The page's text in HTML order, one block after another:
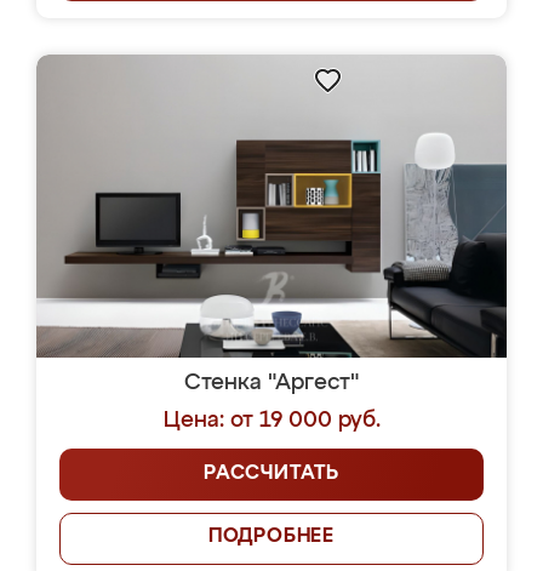
Стенка "Аргест"
Цена: от 19 000 руб.
РАССЧИТАТЬ
ПОДРОБНЕЕ